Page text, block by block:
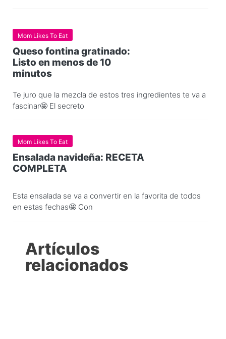
Mom Likes To Eat
Queso fontina gratinado:
Listo en menos de 10
minutos
Te juro que la mezcla de estos tres ingredientes te va a
fascinar🤩 El secreto
Mom Likes To Eat
Ensalada navideña: RECETA
COMPLETA
Esta ensalada se va a convertir en la favorita de todos
en estas fechas🤩 Con
Artículos
relacionados